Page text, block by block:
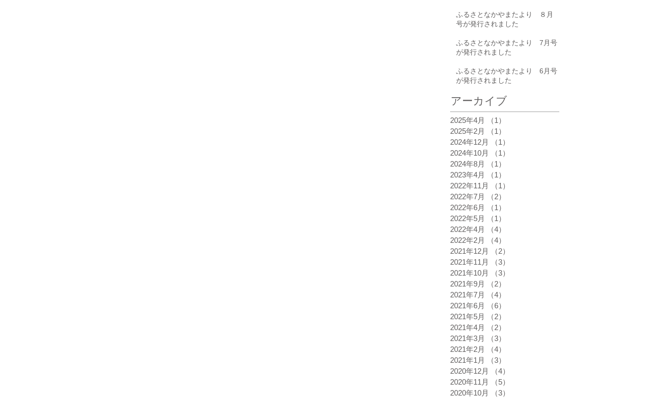
ふるさとなかやまたより ８月
号が発行されました
ふるさとなかやまたより 7月号
が発行されました
ふるさとなかやまたより 6月号
が発行されました
アーカイブ
2025年4月 （1）
2025年2月
（1）
2024年12月
（1）
2024年10月
（1）
2024年8月
（1）
2023年4月
（1）
2022年11月
（1）
2022年7月
（2）
2022年6月
（1）
2022年5月
（1）
2022年4月
（4）
2022年2月
（4）
2021年12月
（2）
2021年11月
（3）
2021年10月
（3）
2021年9月
（2）
2021年7月
（4）
2021年6月
（6）
2021年5月
（2）
2021年4月
（2）
2021年3月
（3）
2021年2月
（4）
2021年1月
（3）
2020年12月
（4）
2020年11月
（5）
2020年10月
（3）